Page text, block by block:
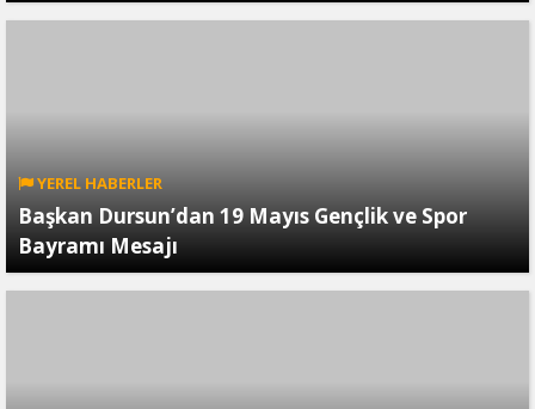
YEREL HABERLER
Başkan Dursun’dan 19 Mayıs Gençlik ve Spor
Bayramı Mesajı